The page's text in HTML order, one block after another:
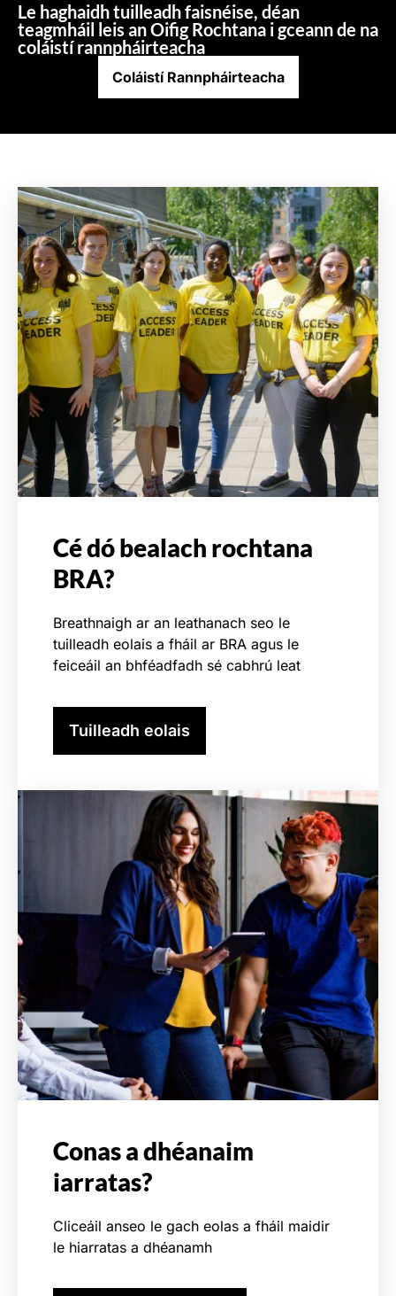
Le haghaidh tuilleadh faisnéise, déan
teagmháil leis an Oifig Rochtana i gceann de na
coláistí rannpháirteacha
Coláistí Rannpháirteacha
Cé dó bealach rochtana
BRA?
Breathnaigh ar an leathanach seo le
tuilleadh eolais a fháil ar BRA agus le
feiceáil an bhféadfadh sé cabhrú leat
Tuilleadh eolais
Conas a dhéanaim
iarratas?
Cliceáil anseo le gach eolas a fháil maidir
le hiarratas a dhéanamh